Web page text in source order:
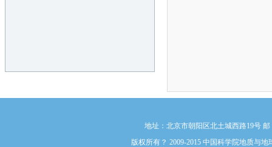
地址：北京市朝阳区北土城西路19号 邮
版权所有？ 2009-2015 中国科学院地质与